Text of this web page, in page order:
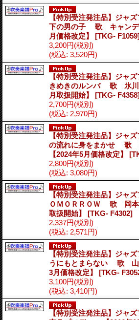
【特別受注発注品】ジャ
下の男の子 歌 キャンデ
月価格改定】 [TKG-
3,200円(税別)
(税込: 3,520円)
【特別受注発注品】ジャ
きめきのルンバ 歌 氷川
月取扱開始】 [TKG-
2,700円(税別)
(税込: 2,970円)
【特別受注発注品】ジャ
の流れに身をまかせ 歌
【2024年5月価格改定】
2,800円(税別)
(税込: 3,080円)
【特別受注発注品】ジャ
ＯＭＯＲＲＯＷ 歌 岡本
取扱開始】 [TKG- F4302]
2,337円(税別)
(税込: 2,571円)
【特別受注発注品】ジャ
うにもとまらない 歌 山
3月価格改定】 [TKG-
3,100円(税別)
(税込: 3,410円)
【特別受注発注品】ジャ